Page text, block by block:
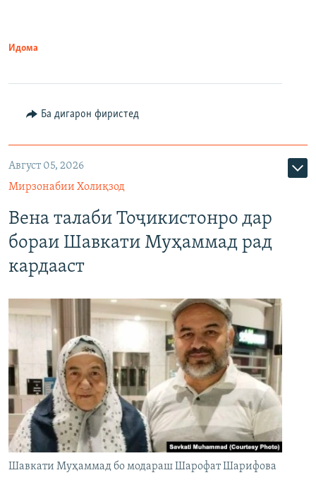
Идома
Ба дигарон фиристед
Август 05, 2026
Мирзонабии Холиқзод
Вена талаби Тоҷикистонро дар
бораи Шавкати Муҳаммад рад
кардааст
Шавкати Муҳаммад бо модараш Шарофат Шарифова